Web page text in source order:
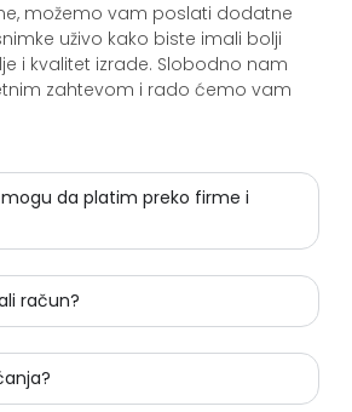
možemo vam poslati dodatne
uživo kako biste imali bolji
i kvalitet izrade. Slobodno nam
zahtevom i rado ćemo vam
da platim preko firme i
račun?